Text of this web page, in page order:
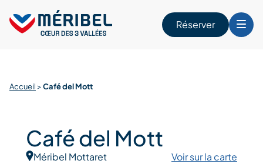
content
Réserver
Accueil >Café del Mott
Café del Mott
Méribel Mottaret
Voir sur la carte